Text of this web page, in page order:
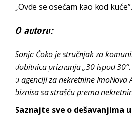
„Ovde se osećam kao kod kuće”.
O autoru:
Sonja Čoko je stručnjak za
dobitnica priznanja „30 ispod
u agenciji za nekretnine ImoNova
biznisa sa strašću prema
Saznajte sve o dešavanjima